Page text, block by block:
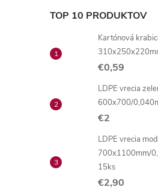
TOP 10 PRODUKTOV
Kartónová
€0,59
LDPE vrecia
600x700/
€2
LDPE vrecia
700x1100mm/
15ks
€2,90